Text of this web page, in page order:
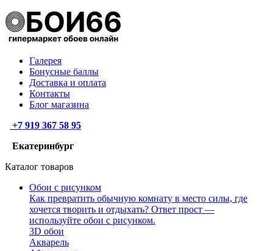
Галерея
Бонусные баллы
Доставка и оплата
Контакты
Блог магазина
+7 919 367 58 95
Екатеринбург
Каталог товаров
Обои с рисунком
Как превратить обычную комнату в место силы, где
хочется творить и отдыхать? Ответ прост —
используйте обои с рисунком.
3D обои
Акварель